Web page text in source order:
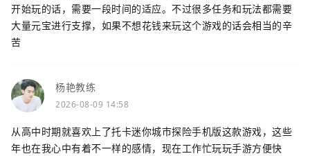
开始玩的话，需要一段时间的适应。不过很多任务和玩法都需要
大量元宝进行支撑，如果不想花钱来玩这个游戏的话会相当的辛
苦
杨艳教练
2026-08-09 14:58
从高中时期就喜欢上了托卡迷你城市探险手机版这款游戏，这些
年也在我心中有着不一样的感情，现在工作忙玩玩手游方便快